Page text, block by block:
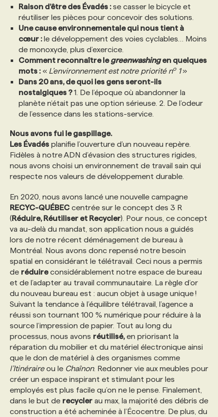
PROGRAMMES DE SUBVENTIONS
FAQ
ANNONCEZ AVEC NOUS
Raison d’être des Évadés :se casser le bicycle et
réutiliser les pièces pour concevoir des solutions.
Une cause environnementale qui nous tient à
cœur :le développement des voies cyclables… Moins
de monoxyde, plus d’exercice.
Comment reconnaître legreenwashingen quelques
mots : « L’environnement est notre priorité no1»
Dans 20 ans, de quoi les gens seront-ils
nostalgiques ?1. De l’époque où abandonner la
planète n’était pas une option sérieuse. 2. De l’odeur
de l’essence dans les stations-service.
Nous avons fui le gaspillage.
Les Évadés planifie l’ouverture d’un nouveau repère.
Fidèles à notre ADN d’évasion des structures rigides,
nous avons choisi un environnement de travail sain qui
respecte nos valeurs de développement durable.
En 2020, nous avons lancé une nouvelle campagne
RECYC-QUÉBEC centrée sur le concept des 3 R
(Réduire, Réutiliser et Recycler). Pour nous, ce concept
va au-delà du mandat, son application nous a guidés
lors de notre récent déménagement de bureau à
Montréal. Nous avons donc repensé notre besoin
spatial en considérant le télétravail. Ceci nous a permis
de réduireconsidérablement notre espace de bureau
et de l’adapter au travail communautaire. La règle d’or
du nouveau bureau est : aucun objet à usage unique !
Suivant la tendance à l’équilibre télétravail, l’agence a
réussi son tournant 100 % numérique pour réduire à la
source l’impression de papier. Tout au long du
processus, nous avons réutilisé,en priorisant la
réparation du mobilier et du matériel électronique ainsi
que le don de matériel à des organismes comme
l’Itinéraireou le Chaînon. Redonner vie aux meubles pour
créer un espace inspirant et stimulant pour les
employés est plus facile qu’on ne le pense. Finalement,
dans le but de recycler au max, la majorité des débris de
construction a été acheminée à l’Écocentre. De plus, du